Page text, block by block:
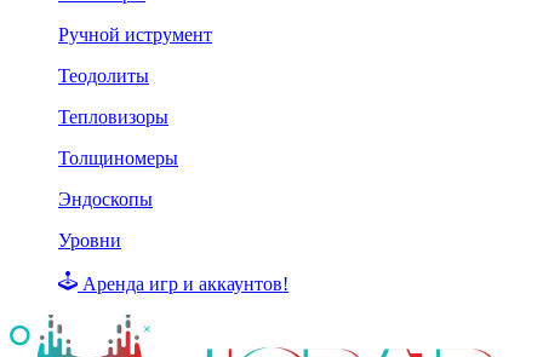
Ручной иструмент
Теодолиты
Тепловизоры
Толщиномеры
Эндоскопы
Уровни
Аренда игр и аккаунтов!